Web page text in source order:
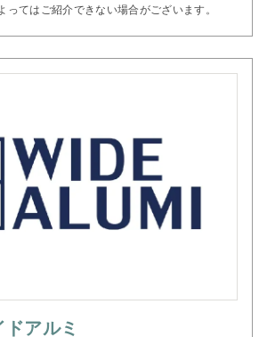
績があります。
ムから建物全体の大規模修繕まで、幅広
てはご紹介できない場合がございます。
アルミ